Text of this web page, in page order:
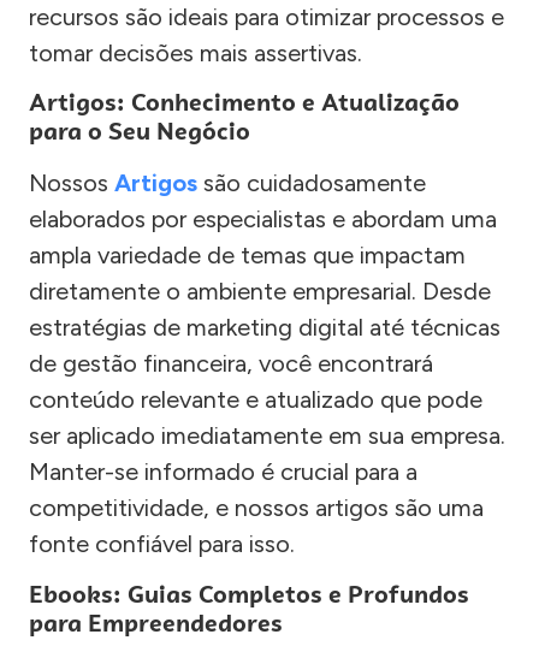
recursos são ideais para otimizar processos e
tomar decisões mais assertivas.
Artigos: Conhecimento e Atualização
para o Seu Negócio
Nossos Artigos são cuidadosamente
elaborados por especialistas e abordam uma
ampla variedade de temas que impactam
diretamente o ambiente empresarial. Desde
estratégias de marketing digital até técnicas
de gestão financeira, você encontrará
conteúdo relevante e atualizado que pode
ser aplicado imediatamente em sua empresa.
Manter-se informado é crucial para a
competitividade, e nossos artigos são uma
fonte confiável para isso.
Ebooks: Guias Completos e Profundos
para Empreendedores